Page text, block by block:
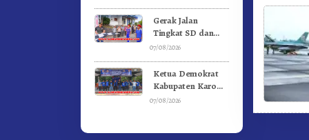
Kebakaran
Gerak Jalan
Tingkat SD dan
SMP Untuk
Ke-81 Dibuka
Sekda Karo
07/08/2026
Ketua Demokrat
Kabupaten Karo
Pimpin Laskar Biru
07/08/2026